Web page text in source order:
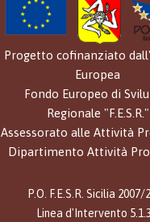
Progetto cofinanziato
Europea
Fondo Europeo di
Regionale "F.E.S.R."
Assessorato alle Attività
Dipartimento Attività
P.O. F.E.S.R. Sicilia 2007/
Linea d'Intervento